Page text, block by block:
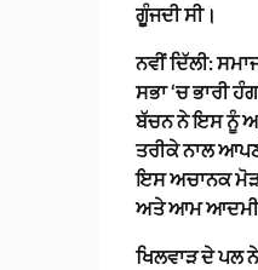
ਗੂੰਜਦੀ ਸੀ।
ਨਵੀਂ ਦਿੱਲੀ:
ਸਭਾ ‘ਚ ਭਾਰੀ
ਬੱਚਨ ਨੇ ਇਸ ਨੂੰ
ਤਰੀਕੇ ਨਾਲ
ਇਸ ਅਚਾਨਕ ਮੋੜ
ਅਤੇ ਆਮ ਆਦਮੀ
ਖਿਲਵਾੜ ਦੇ ਪਲ